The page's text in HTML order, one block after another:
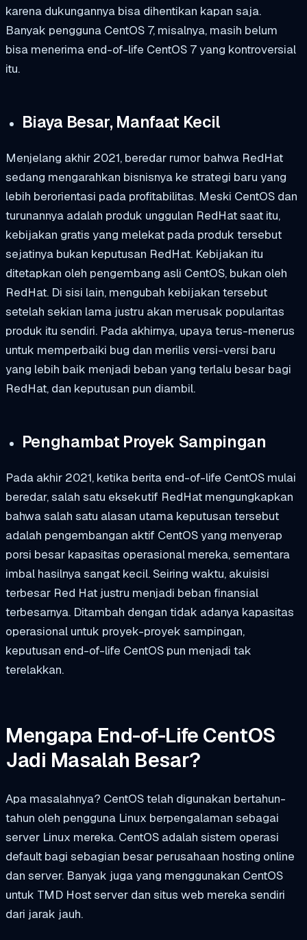
karena dukungannya bisa dihentikan kapan saja.
Banyak pengguna CentOS 7, misalnya, masih belum
bisa menerima end-of-life CentOS 7 yang kontroversial
itu.
Biaya Besar, Manfaat Kecil
Menjelang akhir 2021, beredar rumor bahwa RedHat
sedang mengarahkan bisnisnya ke strategi baru yang
lebih berorientasi pada profitabilitas. Meski CentOS dan
turunannya adalah produk unggulan RedHat saat itu,
kebijakan gratis yang melekat pada produk tersebut
sejatinya bukan keputusan RedHat. Kebijakan itu
ditetapkan oleh pengembang asli CentOS, bukan oleh
RedHat. Di sisi lain, mengubah kebijakan tersebut
setelah sekian lama justru akan merusak popularitas
produk itu sendiri. Pada akhirnya, upaya terus-menerus
untuk memperbaiki bug dan merilis versi-versi baru
yang lebih baik menjadi beban yang terlalu besar bagi
RedHat, dan keputusan pun diambil.
Penghambat Proyek Sampingan
Pada akhir 2021, ketika berita end-of-life CentOS mulai
beredar, salah satu eksekutif RedHat mengungkapkan
bahwa salah satu alasan utama keputusan tersebut
adalah pengembangan aktif CentOS yang menyerap
porsi besar kapasitas operasional mereka, sementara
imbal hasilnya sangat kecil. Seiring waktu, akuisisi
terbesar Red Hat justru menjadi beban finansial
terbesarnya. Ditambah dengan tidak adanya kapasitas
operasional untuk proyek-proyek sampingan,
keputusan end-of-life CentOS pun menjadi tak
terelakkan.
Mengapa End-of-Life CentOS
Jadi Masalah Besar?
Apa masalahnya? CentOS telah digunakan bertahun-
tahun oleh pengguna Linux berpengalaman sebagai
server Linux mereka. CentOS adalah sistem operasi
default bagi sebagian besar perusahaan hosting online
dan server. Banyak juga yang menggunakan CentOS
untuk TMD Host server dan situs web mereka sendiri
dari jarak jauh.